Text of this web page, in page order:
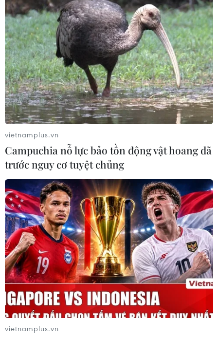
Tỷ lệ thất nghiệp khu vực thành thị ước
đạt dưới 4% trong năm nay
07/10/2016 06:38
Theo đại diện Bộ Lao động-Thương binh và Xã hội, năm
nay tỷ lệ thất nghiệp khu vực thành thị ước đạt dưới 4%;
tỷ lệ hộ nghèo cả nước ước giảm xuống còn 8,62 đến
vietnamplus.vn
Campuchia nỗ lực bảo tồn động vật hoang dã
trước nguy cơ tuyệt chủng
vietnamplus.vn